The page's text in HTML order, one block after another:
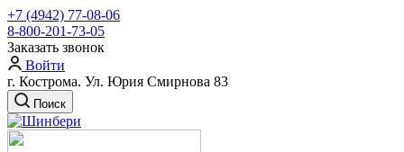
+7 (4942) 77-08-06
8-800-201-73-05
Заказать звонок
Войти
г. Кострома. Ул. Юрия Смирнова 83
Поиск